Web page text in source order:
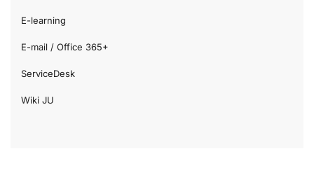
E-learning
E-mail / Office 365+
ServiceDesk
Wiki JU